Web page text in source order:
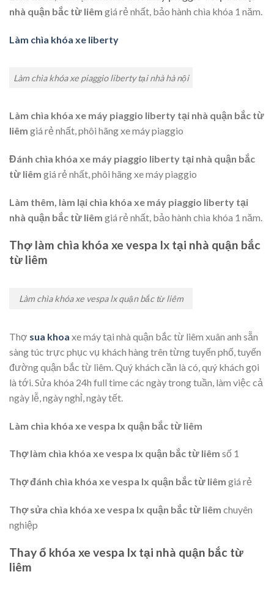
nhà quận bắc từ liêm giá rẻ nhất, bảo hành chìa khóa 1 năm.
Làm chìa khóa xe liberty
Làm chìa khóa xe piaggio liberty tại nhà hà nội
Làm chìa khóa xe máy piaggio liberty tại nhà quận bắc từ
liêm giá rẻ nhất, phôi hãng xe máy piaggio
Đánh chìa khóa xe máy piaggio liberty tại nhà quận bắc
từ liêm giá rẻ nhất, phôi hãng xe máy piaggio
Làm thêm, làm lại chìa khóa xe máy piaggio liberty tại
nhà quận bắc từ liêm giá rẻ nhất, bảo hành chìa khóa 1 năm.
Thợ làm chìa khóa xe vespa lx tại nhà quận bắc
từ liêm
Làm chìa khóa xe vespa lx quận bắc từ liêm
Thợ sua khoa xe máy tại nhà quận bắc từ liêm xuân anh sẵn
sàng túc trực phục vụ khách hàng trên từng tuyến phố, tuyến
đường quận bắc từ liêm. Quý khách cần là có, quý khách gọi
là tới. Sửa khóa 24h full time các ngày trong tuần, làm việc cả
ngày lễ, ngày nghỉ, ngày tết.
Làm chìa khóa xe vespa lx quận bắc từ liêm
Thợ làm chìa khóa xe vespa lx quận bắc từ liêm số 1
Thợ đánh chìa khóa xe vespa lx quận bắc từ liêm giá rẻ
Thợ sửa chìa khóa xe vespa lx quận bắc từ liêm chuyên
nghiệp
Thay ổ khóa xe vespa lx tại nhà quận bắc từ
liêm